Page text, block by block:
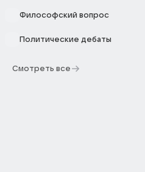
Философский вопрос
Политические дебаты
Смотреть все